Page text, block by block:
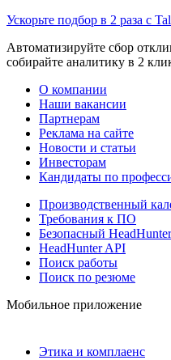
Ускорьте подбор в 2 раза с
Автоматизируйте сбор
собирайте аналитику в 2
О компании
Наши вакансии
Партнерам
Реклама на сайте
Новости и статьи
Инвесторам
Кандидаты по
Производственный
Требования к ПО
Безопасный HeadHunter
HeadHunter API
Поиск работы
Поиск по резюме
Мобильное приложение
Этика и комплаенс